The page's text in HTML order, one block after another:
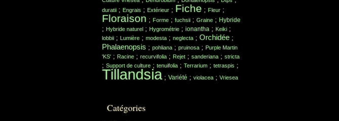
duratii ; Engrais ; Extérieur ; Fiche ; Fleur ;
Floraison ; Forme ; fuchsii ; Graine ; Hybride
; Hybride naturel ; Hygrométrie ; ionantha ; Keiki ;
lobbii ; Lumière ; modesta; neglecta; Orchidée ;
Phalaenopsis ; pohliana; pruinosa; Purple Martin
'KS' ; Racine ; recurvifolia; Rejet ; sanderiana; stricta
; Support de culture ; tenuifolia; Terrarium ; tetraspis ;
Tillandsia; Variété ; violacea; Vriesea
Catégories